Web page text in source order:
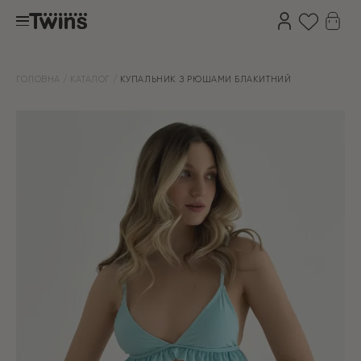
ГОЛОВНА КАТАЛОГ КУПАЛЬНИК З РЮШАМИ БЛАКИТНИЙ